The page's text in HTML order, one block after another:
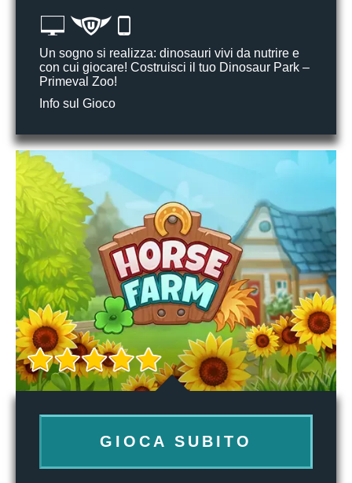
Un sogno si realizza: dinosauri vivi da nutrire e
con cui giocare! Costruisci il tuo Dinosaur Park –
Primeval Zoo!
Info sul Gioco
GIOCA SUBITO